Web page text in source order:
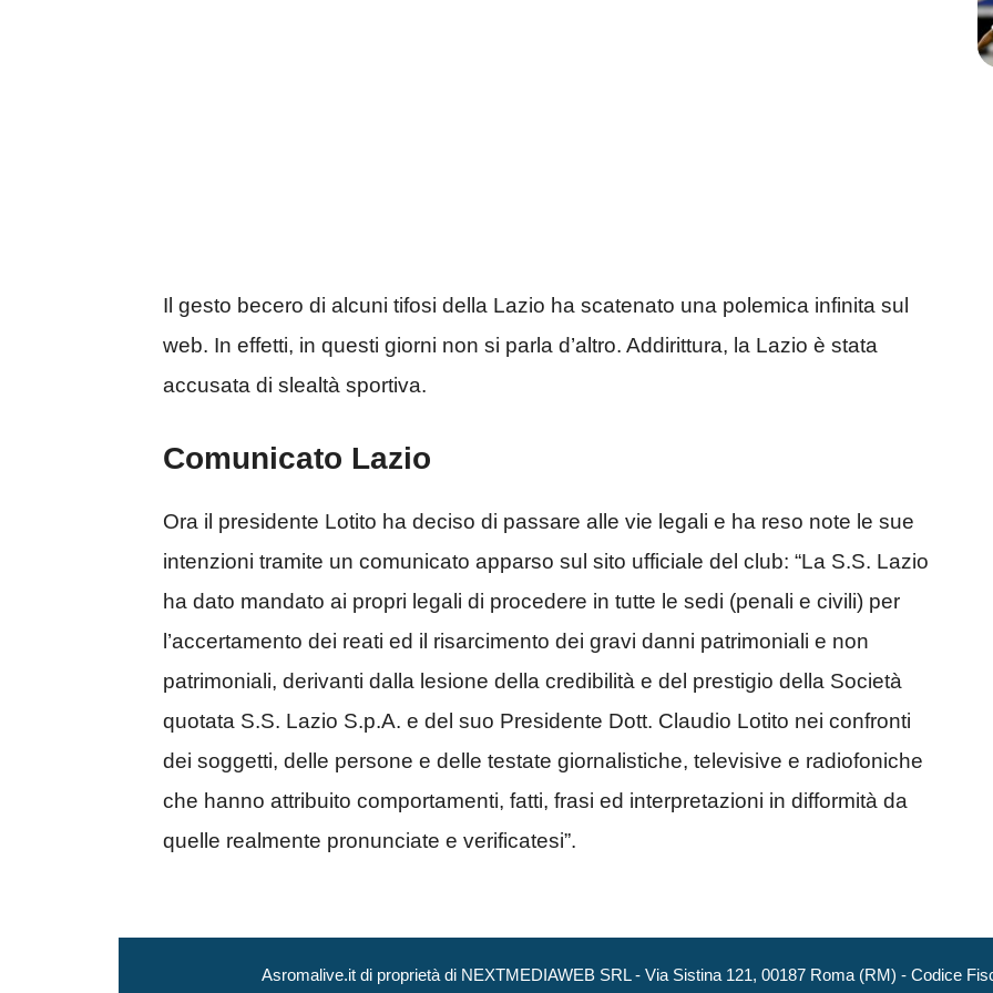
Il gesto becero di alcuni tifosi della Lazio ha scatenato una polemica infinita sul
web. In effetti, in questi giorni non si parla d’altro. Addirittura, la Lazio è stata
accusata di slealtà sportiva.
Comunicato Lazio
Ora il presidente Lotito ha deciso di passare alle vie legali e ha reso note le sue
intenzioni tramite un comunicato apparso sul sito ufficiale del club: “La S.S. Lazio
ha dato mandato ai propri legali di procedere in tutte le sedi (penali e civili) per
l’accertamento dei reati ed il risarcimento dei gravi danni patrimoniali e non
patrimoniali, derivanti dalla lesione della credibilità e del prestigio della Società
quotata S.S. Lazio S.p.A. e del suo Presidente Dott. Claudio Lotito nei confronti
dei soggetti, delle persone e delle testate giornalistiche, televisive e radiofoniche
che hanno attribuito comportamenti, fatti, frasi ed interpretazioni in difformità da
quelle realmente pronunciate e verificatesi”.
Asromalive.it di proprietà di NEXTMEDIAWEB SRL - Via Sistina 121, 00187 Roma (RM) - Codice